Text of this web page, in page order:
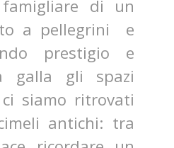
famigliare di un
a pellegrini e
prestigio e
galla gli spazi
siamo ritrovati
antichi: tra